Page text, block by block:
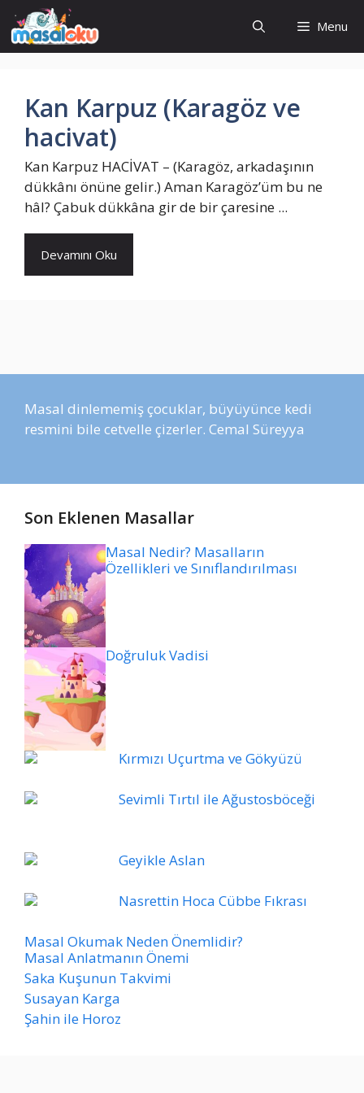
İçeriğe
atla
Menu
Kan Karpuz (Karagöz ve
hacivat)
Kan Karpuz HACİVAT – (Karagöz, arkadaşının
dükkânı önüne gelir.) Aman Karagöz’üm bu ne
hâl? Çabuk dükkâna gir de bir çaresine ...
Devamını Oku
Masal dinlememiş çocuklar, büyüyünce kedi
resmini bile cetvelle çizerler. Cemal Süreyya
Son Eklenen Masallar
Masal Nedir? Masalların
Özellikleri ve Sınıflandırılması
Doğruluk Vadisi
Kırmızı Uçurtma ve Gökyüzü
Sevimli Tırtıl ile Ağustosböceği
Geyikle Aslan
Nasrettin Hoca Cübbe Fıkrası
Masal Okumak Neden Önemlidir?
Masal Anlatmanın Önemi
Saka Kuşunun Takvimi
Susayan Karga
Şahin ile Horoz